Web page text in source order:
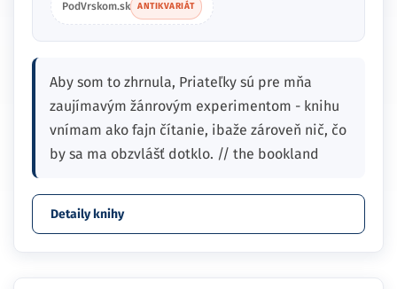
PodVrskom.sk ANTIKVARIÁT
Aby som to zhrnula, Priateľky sú pre mňa
zaujímavým žánrovým experimentom - knihu
vnímam ako fajn čítanie, ibaže zároveň nič, čo
by sa ma obzvlášť dotklo. // the bookland
Detaily knihy